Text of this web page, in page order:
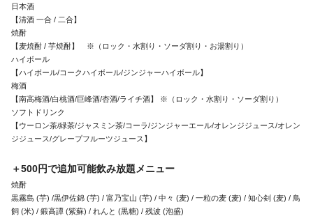
日本酒
【清酒 一合 / 二合】
焼酎
【麦焼酎 / 芋焼酎】　※（ロック・水割り・ソーダ割り・お湯割り）
ハイボール
【ハイボール/コークハイボール/ジンジャーハイボール】
梅酒
【南高梅酒/白桃酒/巨峰酒/杏酒/ライチ酒】 ※（ロック・水割り・ソーダ割り）
ソフトドリンク
【ウーロン茶/緑茶/ジャスミン茶/コーラ/ジンジャーエール/オレンジジュース/オレン
ジジュース/グレープフルーツジュース】
＋500円で追加可能飲み放題メニュー
焼酎
黒霧島 (芋) /黒伊佐錦 (芋) / 富乃宝山 (芋) / 中々 (麦) / 一粒の麦 (麦) / 知心剣 (麦) / 鳥
飼 (米) / 鍛高譚 (紫蘇) / れんと (黒糖) / 残波 (泡盛)